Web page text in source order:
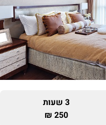
3 שעות
250 ₪